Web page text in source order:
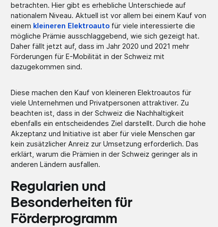
betrachten. Hier gibt es erhebliche Unterschiede auf
nationalem Niveau. Aktuell ist vor allem bei einem Kauf von
einem kleineren Elektroauto für viele interessierte die
mögliche Prämie ausschlaggebend, wie sich gezeigt hat.
Daher fällt jetzt auf, dass im Jahr 2020 und 2021 mehr
Förderungen für E-Mobilität in der Schweiz mit
dazugekommen sind.
Diese machen den Kauf von kleineren Elektroautos für
viele Unternehmen und Privatpersonen attraktiver. Zu
beachten ist, dass in der Schweiz die Nachhaltigkeit
ebenfalls ein entscheidendes Ziel darstellt. Durch die hohe
Akzeptanz und Initiative ist aber für viele Menschen gar
kein zusätzlicher Anreiz zur Umsetzung erforderlich. Das
erklärt, warum die Prämien in der Schweiz geringer als in
anderen Ländern ausfallen.
Regularien und
Besonderheiten für
Förderprogramm